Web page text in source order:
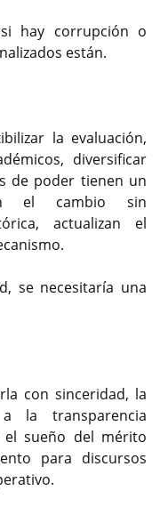
hay corrupción o
están.
la evaluación,
diversificar
de poder tienen un
el cambio sin
actualizan el
se necesitaría una
con sinceridad, la
la transparencia
el sueño del mérito
para discursos